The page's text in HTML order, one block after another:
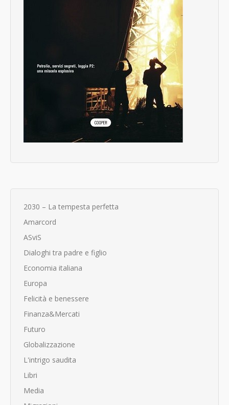
2030 – La tempesta perfetta
Amarcord
ASviS
Dialoghi tra padre e figlio
Economia italiana
Europa
Felicità e benessere
Finanza&Mercati
Futuro
Globalizzazione
L'intrigo saudita
Libri
Media